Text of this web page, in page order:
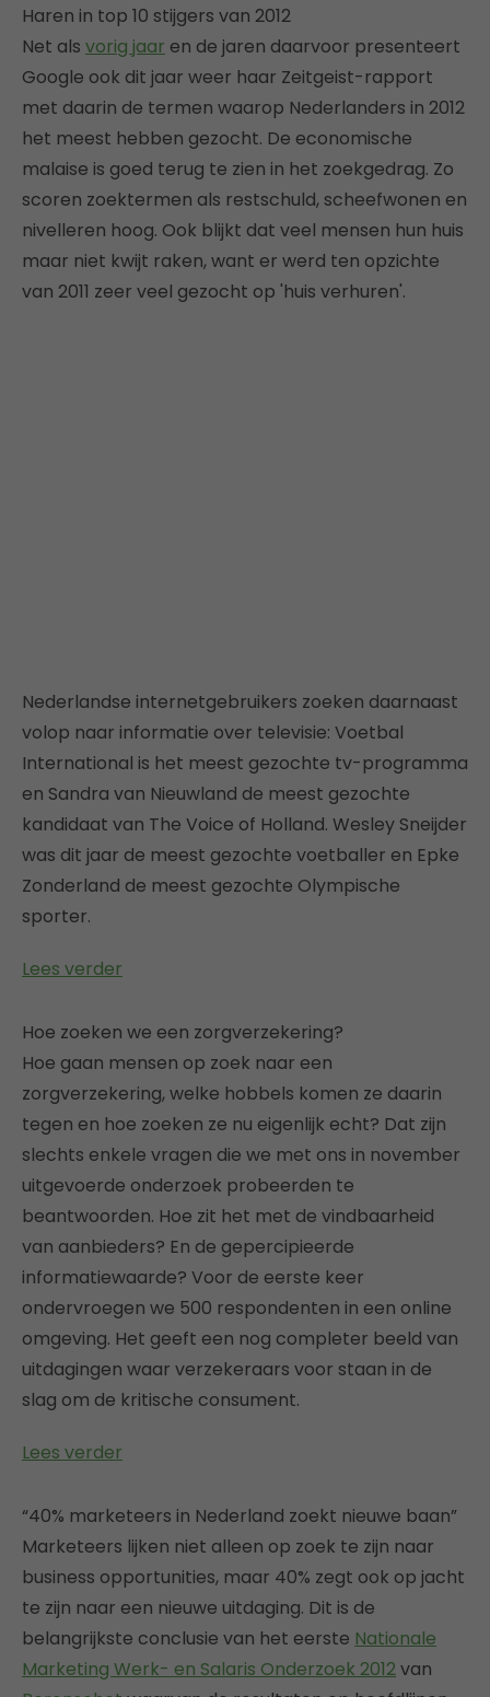
Haren in top 10 stijgers van 2012
Net als vorig jaar en de jaren daarvoor presenteert
Google ook dit jaar weer haar Zeitgeist-rapport
met daarin de termen waarop Nederlanders in 2012
het meest hebben gezocht. De economische
malaise is goed terug te zien in het zoekgedrag. Zo
scoren zoektermen als restschuld, scheefwonen en
nivelleren hoog. Ook blijkt dat veel mensen hun huis
maar niet kwijt raken, want er werd ten opzichte
van 2011 zeer veel gezocht op 'huis verhuren'.
Nederlandse internetgebruikers zoeken daarnaast
volop naar informatie over televisie: Voetbal
International is het meest gezochte tv-programma
en Sandra van Nieuwland de meest gezochte
kandidaat van The Voice of Holland. Wesley Sneijder
was dit jaar de meest gezochte voetballer en Epke
Zonderland de meest gezochte Olympische
sporter.
Lees verder
Hoe zoeken we een zorgverzekering?
Hoe gaan mensen op zoek naar een
zorgverzekering, welke hobbels komen ze daarin
tegen en hoe zoeken ze nu eigenlijk echt? Dat zijn
slechts enkele vragen die we met ons in november
uitgevoerde onderzoek probeerden te
beantwoorden. Hoe zit het met de vindbaarheid
van aanbieders? En de gepercipieerde
informatiewaarde? Voor de eerste keer
ondervroegen we 500 respondenten in een online
omgeving. Het geeft een nog completer beeld van
uitdagingen waar verzekeraars voor staan in de
slag om de kritische consument.
Lees verder
“40% marketeers in Nederland zoekt nieuwe baan”
Marketeers lijken niet alleen op zoek te zijn naar
business opportunities, maar 40% zegt ook op jacht
te zijn naar een nieuwe uitdaging. Dit is de
belangrijkste conclusie van het eerste Nationale
Marketing Werk- en Salaris Onderzoek 2012van